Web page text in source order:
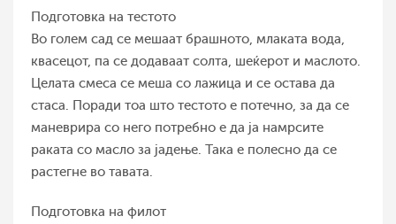
Подготовка на тестото
Во голем сад се мешаат брашното, млаката вода,
квасецот, па се додаваат солта, шеќерот и маслото.
Целата смеса се меша со лажица и се остава да
стаса. Поради тоа што тестото е потечно, за да се
маневрира со него потребно е да ја намрсите
раката со масло за јадење. Така е полесно да се
растегне во тавата.
Подготовка на филот